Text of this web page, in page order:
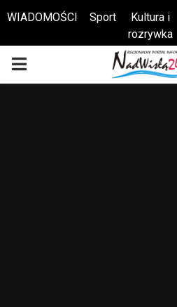
Otwórz pasek narzędzi
WIADOMOŚCI Sport
Kultura i
rozrywka
PRIMARY